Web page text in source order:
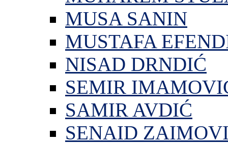
MUSA SANIN
MUSTAFA
NISAD DRNDIĆ
SEMIR
SAMIR AVDIĆ
SENAID